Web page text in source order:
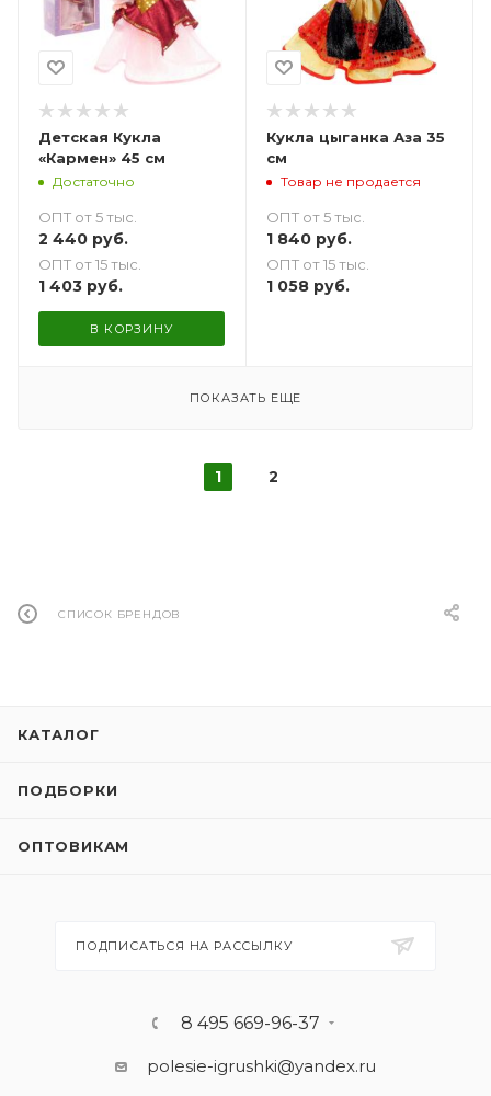
Детская Кукла
«Кармен» 45 см
Достаточно
ОПТ от 5 тыс.
2 440 руб.
ОПТ от 15 тыс.
1 403 руб.
В КОРЗИНУ
Кукла цыганка Аза 35
см
Товар не продается
ОПТ от 5 тыс.
1 840руб.
ОПТ от 15 тыс.
1 058руб.
ПОКАЗАТЬ ЕЩЕ
1 2
СПИСОК БРЕНДОВ
КАТАЛОГ
ПОДБОРКИ
ОПТОВИКАМ
ПОДПИСАТЬСЯ НА РАССЫЛКУ
8 495 669-96-37
polesie-igrushki@yandex.ru